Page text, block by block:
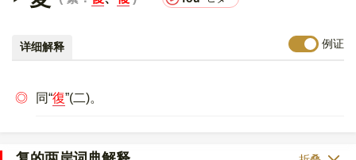
详细解释 例证
◎ 同“復”(二)。